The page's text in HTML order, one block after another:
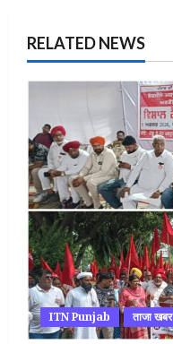
RELATED NEWS
ITN Punjab ताजा खबर